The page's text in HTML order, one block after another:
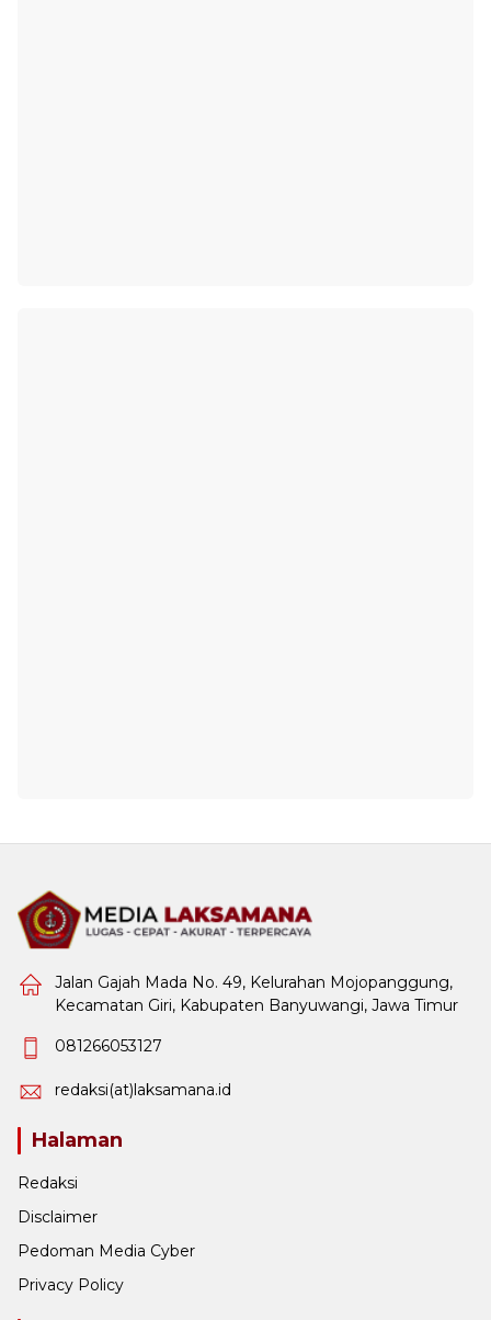
Jalan Gajah Mada No. 49, Kelurahan Mojopanggung,
Kecamatan Giri, Kabupaten Banyuwangi, Jawa Timur
081266053127
redaksi(at)laksamana.id
Halaman
Redaksi
Disclaimer
Pedoman Media Cyber
Privacy Policy